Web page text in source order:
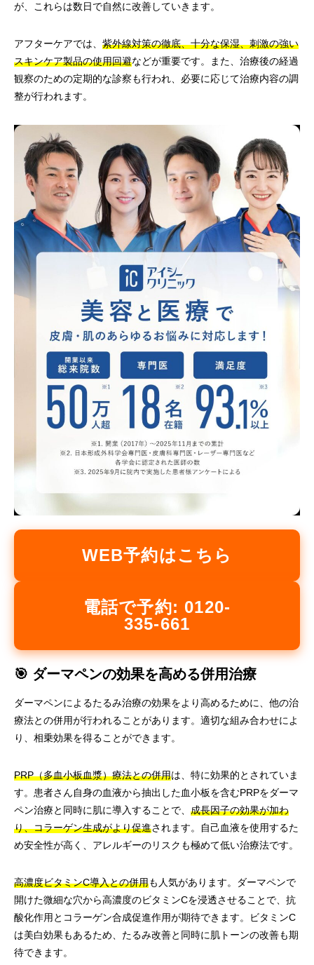
が、これらは数日で自然に改善していきます。
アフターケアでは、 紫外線対策の徹底、十分な保湿、刺激の強い
スキンケア製品の使用回避などが重要です。また、治療後の経過
観察のための定期的な診察も行われ、必要に応じて治療内容の調
整が行われます。
WEB予約はこちら
電話で予約: 0120-
335-661
🎯 ダーマペンの効果を高める併用治療
ダーマペンによるたるみ治療の効果をより高めるために、他の治
療法との併用が行われることがあります。適切な組み合わせによ
り、相乗効果を得ることができます。
PRP（多血小板血漿）療法との併用は、特に効果的とされていま
す。患者さん自身の血液から抽出した血小板を含むPRPをダーマ
ペン治療と同時に肌に導入することで、 成長因子の効果が加わ
り、コラーゲン生成がより促進されます。自己血液を使用するた
め安全性が高く、アレルギーのリスクも極めて低い治療法です。
高濃度ビタミンC導入との併用も人気があります。ダーマペンで
開けた微細な穴から高濃度のビタミンCを浸透させることで、抗
酸化作用とコラーゲン合成促進作用が期待できます。ビタミンC
は美白効果もあるため、たるみ改善と同時に肌トーンの改善も期
待できます。